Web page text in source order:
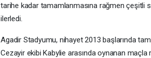
tarihe kadar tamamlanmasına rağmen çeşitli
ilerledi.
Agadir Stadyumu, nihayet 2013 başlarında
Cezayir ekibi Kabylie arasında oynanan maçla